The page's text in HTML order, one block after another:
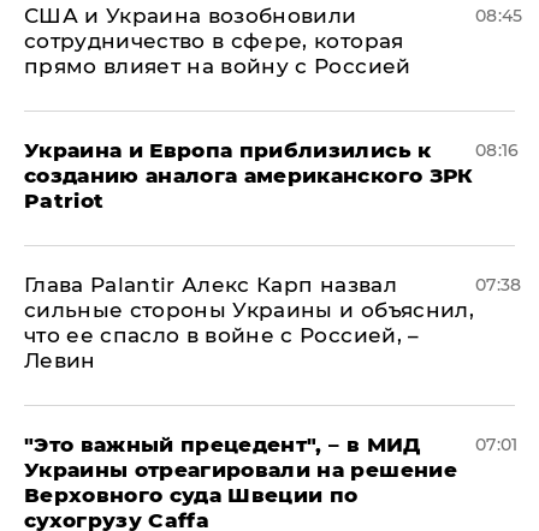
США и Украина возобновили
сотрудничество в сфере, которая
прямо влияет на войну с Россией
08:45
Украина и Европа приблизились к
созданию аналога американского ЗРК
Patriot
08:16
Глава Palantir Алекс Карп назвал
сильные стороны Украины и объяснил,
что ее спасло в войне с Россией, –
Левин
07:38
"Это важный прецедент", – в МИД
Украины отреагировали на решение
Верховного суда Швеции по
сухогрузу Caffa
07:01